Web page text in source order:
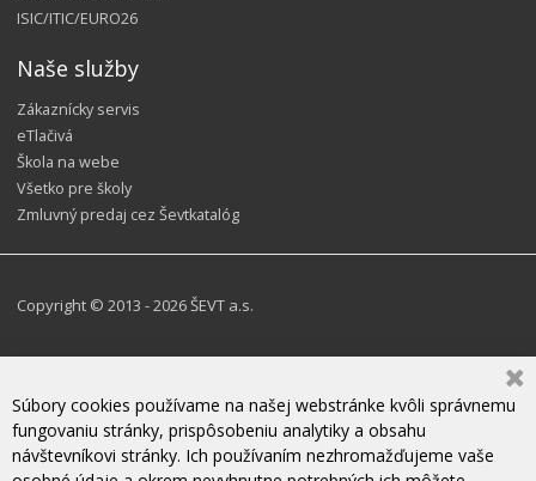
ISIC/ITIC/EURO26
Naše služby
Zákaznícky servis
eTlačivá
Škola na webe
Všetko pre školy
Zmluvný predaj cez Ševtkatalóg
Copyright © 2013 - 2026 ŠEVT a.s.
Súbory cookies používame na našej webstránke kvôli správnemu
fungovaniu stránky, prispôsobeniu analytiky a obsahu
návštevníkovi stránky. Ich používaním nezhromažďujeme vaše